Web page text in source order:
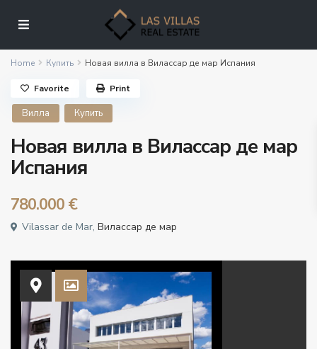
Home Купить Новая вилла в Вилассар де мар Испания
Вилла Купить
Новая вилла в Вилассар де мар
Испания
780.000 €
Vilassar de Mar,Вилассар де мар
Favorite Print